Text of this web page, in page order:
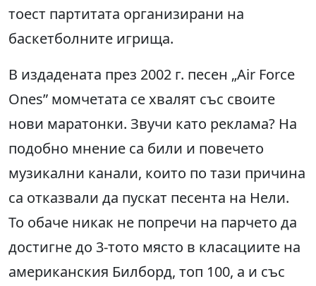
тоест партитата организирани на
баскетболните игрища.
В издадената през 2002 г. песен „Air Force
Ones” момчетата се хвалят със своите
нови маратонки. Звучи като реклама? На
подобно мнение са били и повечето
музикални канали, които по тази причина
са отказвали да пускат песента на Нели.
То обаче никак не попречи на парчето да
достигне до 3-тото място в класациите на
американския Билборд, топ 100, а и със